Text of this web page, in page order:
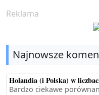
Reklama
Najnowsze
Holandia (i Polska) w
Bardzo ciekawe